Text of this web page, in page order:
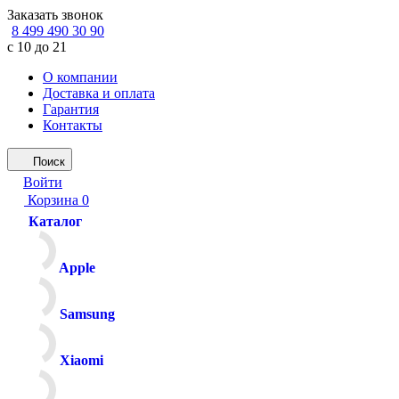
Заказать звонок
8 499 490 30 90
с 10 до 21
О компании
Доставка и оплата
Гарантия
Контакты
Поиск
Войти
Корзина 0
Каталог
Apple
Samsung
Xiaomi